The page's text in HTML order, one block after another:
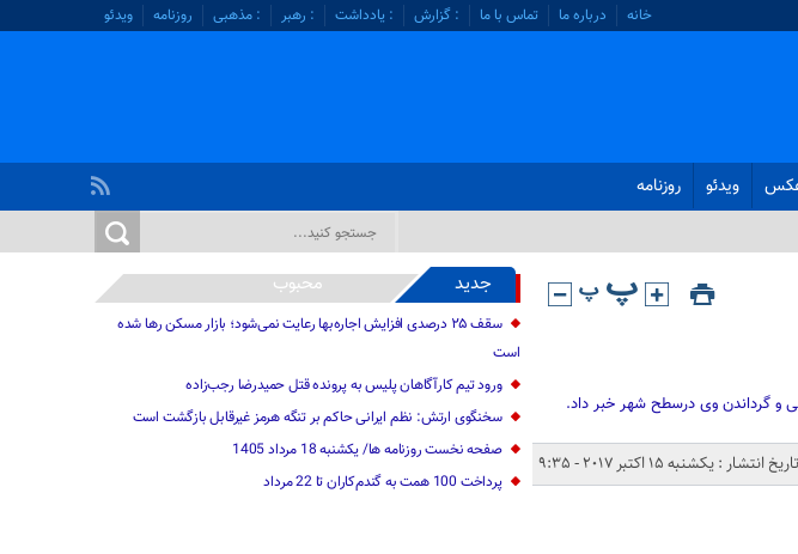
خانه درباره ما تماس با ما : گزارش : یادداشت : رهبر : مذهبی روزنامه ویدئو
ویدئو روزنامه
تاریخ انتشار : یکشنبه 15 اکتبر 2017 - 9:35
جدید محبوب
سقف ۲۵ درصدی افزایش اجاره‌بها رعایت نمی‌شود؛ بازار مسکن رها شده
است
ورود تیم کارآگاهان پلیس به پرونده قتل حمیدرضا رجب‌زاده
سخنگوی ارتش: نظم ایرانی حاکم بر تنگه هرمز غیرقابل بازگشت است
صفحه نخست روزنامه ها/ یکشنبه 18 مرداد 1405
پرداخت 100 همت به گندم‌کاران تا 22 مرداد